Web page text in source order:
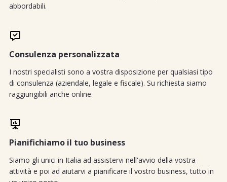
abbordabili.
Consulenza personalizzata
I nostri specialisti sono a vostra disposizione per qualsiasi tipo
di consulenza (aziendale, legale e fiscale). Su richiesta siamo
raggiungibili anche online.
Pianifichiamo il tuo business
Siamo gli unici in Italia ad assistervi nell'avvio della vostra
attività e poi ad aiutarvi a pianificare il vostro business, tutto in